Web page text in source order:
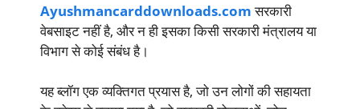
Ayushmancarddownloads.comसरकारी
वेबसाइट नहीं है, और न ही इसका किसी सरकारी मंत्रालय या
विभाग से कोई संबंध है।
यह ब्लॉग एक व्यक्तिगत प्रयास है, जो उन लोगों की सहायता